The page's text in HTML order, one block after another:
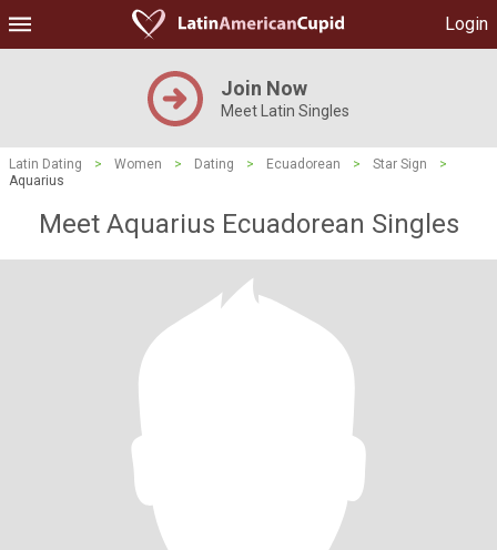
Login
Join Now
Meet Latin Singles
Latin Dating > Women > Dating > Ecuadorean > Star Sign
>
Aquarius
Meet Aquarius Ecuadorean Singles